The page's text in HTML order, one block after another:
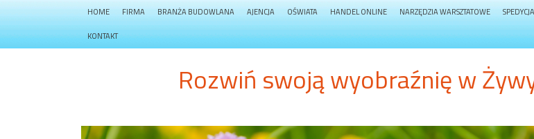
HOME FIRMA BRANŻA BUDOWLANA AJENCJA OŚWIATA HANDEL ONLINE NARZĘDZIA WARSZTATOWE SPEDYCJA
KONTAKT
Rozwiń swoją wyobraźnię w